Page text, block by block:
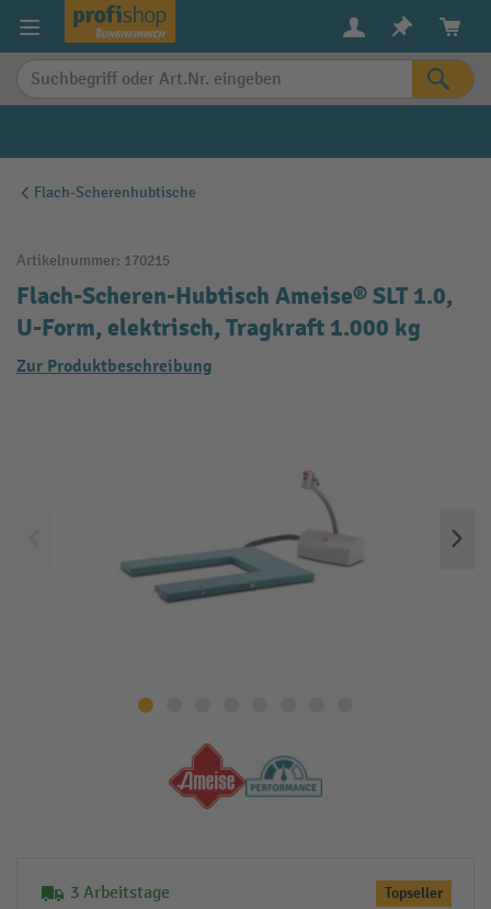
springen
Flach-Scherenhubtische
Artikelnummer: 170215
Flach-Scheren-Hubtisch Ameise® SLT 1.0,
U-Form, elektrisch, Tragkraft 1.000 kg
Zur Produktbeschreibung
3 Arbeitstage Topseller